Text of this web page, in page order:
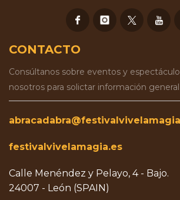
CONTACTO
Consúltanos sobre eventos y
nosotros para solictar información general
festivalvivelamagia.es
Calle Menéndez y Pelayo, 4 - Bajo.
24007 - León (SPAIN)